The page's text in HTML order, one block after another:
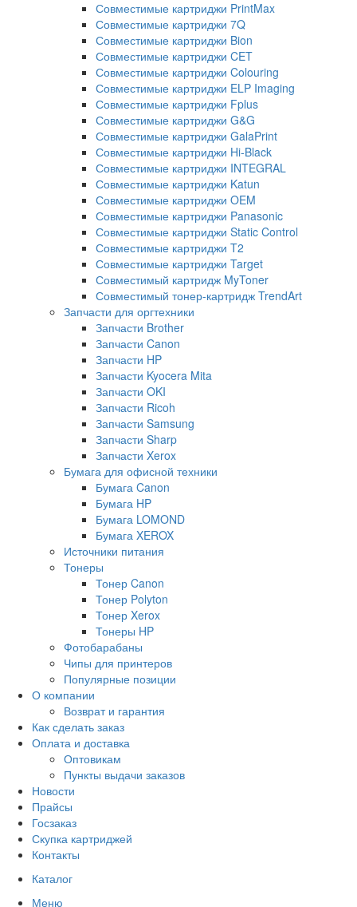
Совместимые картриджи PrintMax
Совместимые картриджи 7Q
Совместимые картриджи Bion
Совместимые картриджи CET
Совместимые картриджи Colouring
Совместимые картриджи ELP Imaging
Совместимые картриджи Fplus
Совместимые картриджи G&G
Совместимые картриджи GalaPrint
Совместимые картриджи Hi-Black
Совместимые картриджи INTEGRAL
Совместимые картриджи Katun
Совместимые картриджи OEM
Совместимые картриджи Panasonic
Совместимые картриджи Static Control
Совместимые картриджи T2
Совместимые картриджи Target
Совместимый картридж MyToner
Совместимый тонер-картридж TrendArt
Запчасти для оргтехники
Запчасти Brother
Запчасти Canon
Запчасти HP
Запчасти Kyocera Mita
Запчасти OKI
Запчасти Ricoh
Запчасти Samsung
Запчасти Sharp
Запчасти Xerox
Бумага для офисной техники
Бумага Canon
Бумага HP
Бумага LOMOND
Бумага XEROX
Источники питания
Тонеры
Тонер Canon
Тонер Polyton
Тонер Xerox
Тонеры HP
Фотобарабаны
Чипы для принтеров
Популярные позиции
О компании
Возврат и гарантия
Как сделать заказ
Оплата и доставка
Оптовикам
Пункты выдачи заказов
Новости
Прайсы
Госзаказ
Скупка картриджей
Контакты
Каталог
Меню